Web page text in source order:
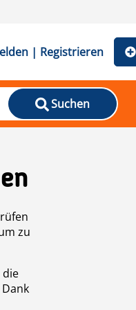
| Registrieren
Suchen
zu
die